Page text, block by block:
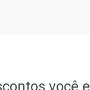
você